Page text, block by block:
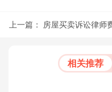
上一篇： 房屋买卖诉讼律师
相关推荐